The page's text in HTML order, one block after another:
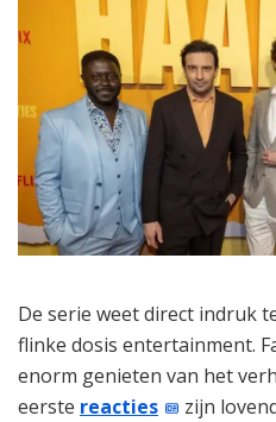
De serie weet direct indruk
flinke dosis entertainment.
enorm genieten van het
eerste reacties
zijn